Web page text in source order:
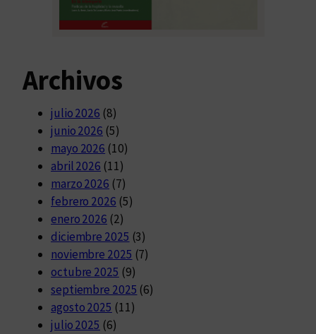
Archivos
julio 2026 (8)
junio 2026 (5)
mayo 2026 (10)
abril 2026 (11)
marzo 2026 (7)
febrero 2026 (5)
enero 2026 (2)
diciembre 2025 (3)
noviembre 2025 (7)
octubre 2025 (9)
septiembre 2025 (6)
agosto 2025 (11)
julio 2025 (6)